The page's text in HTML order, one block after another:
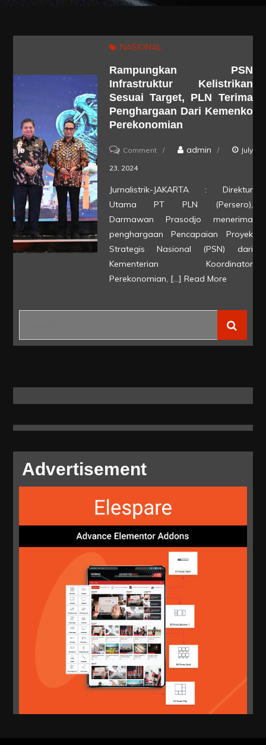
NASIONAL
Rampungkan PSN
Infrastruktur Kelistrikan
Sesuai Target, PLN Terima
Penghargaan Dari Kemenko
Perekonomian
Commenton
Kelistrikan
Sesuai
Target,
PLN
Terima
Perekonomian
admin July
23, 2024
Jurnalistrik-JAKARTA : Direktur
Utama PT PLN (Persero),
Darmawan Prasodjo menerima
penghargaan Pencapaian Proyek
Strategis Nasional (PSN) dari
Kementerian Koordinator
Perekonomian, […] Read More
Advertisement